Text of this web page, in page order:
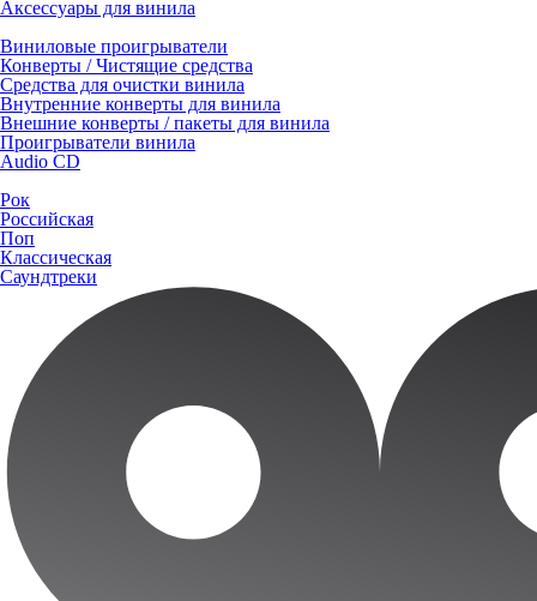
Аксессуары для винила
Виниловые проигрыватели
Конверты / Чистящие средства
Средства для очистки винила
Внутренние конверты для винила
Внешние конверты / пакеты для винила
Проигрыватели винила
Audio CD
Рок
Российская
Поп
Классическая
Саундтреки